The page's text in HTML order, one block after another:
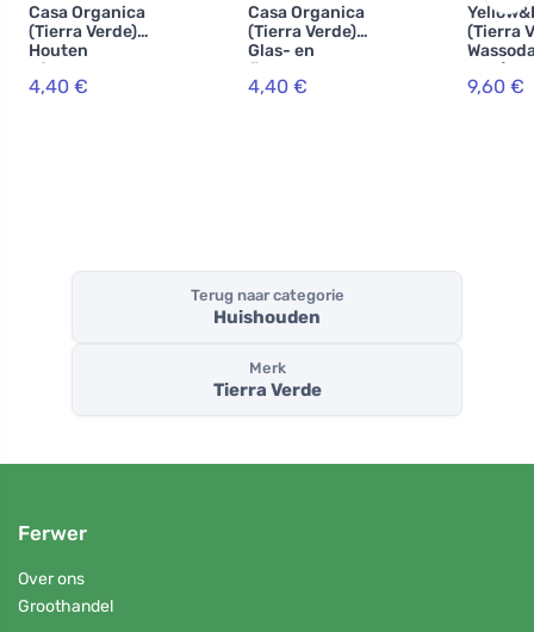
Casa Organica
(Tierra Verde)
Houten
afwasborstel -
met
4,40 €
Casa Organica
(Tierra Verde)
Glas- en
flessenborstel
met handvat -
4,40 €
(Tierra
5 kg) -
maken
9,60 €
Terug naar categorie
Huishouden
Merk
Tierra Verde
Ferwer
Over ons
Groothandel